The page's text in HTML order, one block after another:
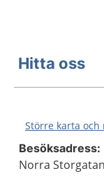
Hitta oss
Större karta och
Besöksadress:
Norra